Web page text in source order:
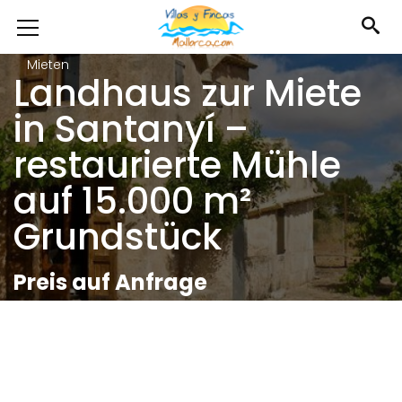
Mieten
Landhaus zur Miete
in Santanyí –
restaurierte Mühle
auf 15.000 m²
Grundstück
Preis auf Anfrage